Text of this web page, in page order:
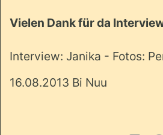
Vielen Dank für da
Interview: Janika - Fotos:
16.08.2013 Bi Nuu